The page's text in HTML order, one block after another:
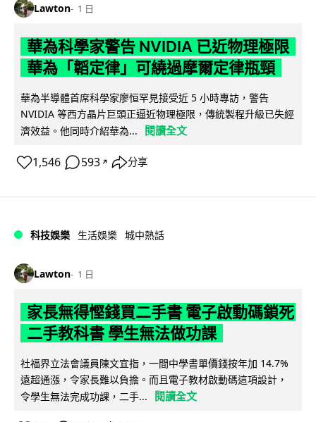
Lawton 1 日
華為科學家警告 NVIDIA 已近物理極限
華為「韜定律」可繞過摩爾定律瓶頸
華為半導體首席科學家廖恒罕見接受近 5 小時專訪，警告
NVIDIA 等西方晶片巨頭正逼近物理極限，傳統製程升級已失經
濟效益。他同時介紹華為...
閱讀全文
1,546 593 ↗ 分享
科技娛樂 生活娛樂 城中熱話
Lawton 1 日
家長無得慳錢買二手書 電子啟動碼鎖死
二手教科書 學生無法做功課
社福界立法會議員陳文宜指，一間中學書單價錢按年加 14.7%
遠超通漲，令家長難以負擔。而且電子教材啟動碼這項設計，
令學生無法完成功課，二手...
閱讀全文